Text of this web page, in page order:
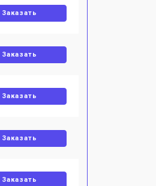
Заказать
Заказать
Заказать
Заказать
Заказать